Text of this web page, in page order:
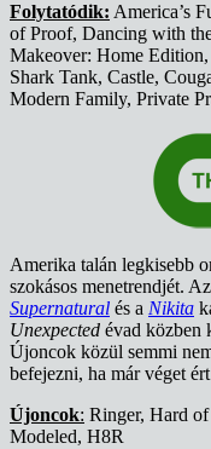
Folytatódik: America’s
of Proof, Dancing with
Makeover: Home
Shark Tank, Castle,
Modern Family, Private
Amerika talán legkisebb
szokásos menetrendjét.
Supernatural és a Nikita
Unexpected évad közben
Újoncok közül semmi
befejezni, ha már véget
Újoncok: Ringer, Hard
Modeled, H8R